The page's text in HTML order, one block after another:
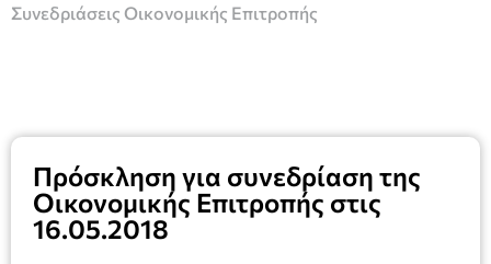
Συνεδριάσεις Οικονομικής Επιτροπής
Πρόσκληση για συνεδρίαση της
Οικονομικής Επιτροπής στις
16.05.2018